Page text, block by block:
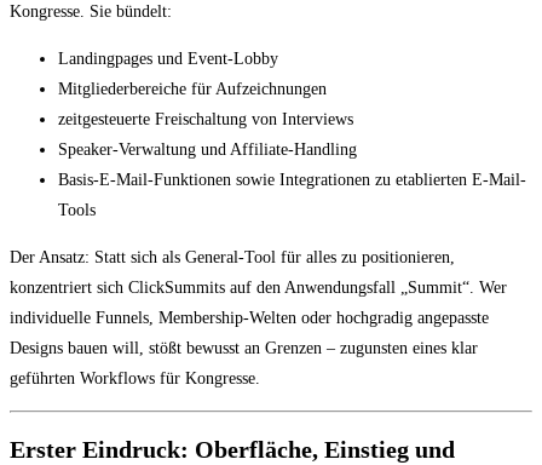
Kongresse. Sie bündelt:
Landingpages und Event-Lobby
Mitgliederbereiche für Aufzeichnungen
zeitgesteuerte Freischaltung von Interviews
Speaker-Verwaltung und Affiliate-Handling
Basis-E-Mail-Funktionen sowie Integrationen zu etablierten E-Mail-
Tools
Der Ansatz: Statt sich als General-Tool für alles zu positionieren,
konzentriert sich ClickSummits auf den Anwendungsfall „Summit“. Wer
individuelle Funnels, Membership-Welten oder hochgradig angepasste
Designs bauen will, stößt bewusst an Grenzen – zugunsten eines klar
geführten Workflows für Kongresse.
Erster Eindruck: Oberfläche, Einstieg und